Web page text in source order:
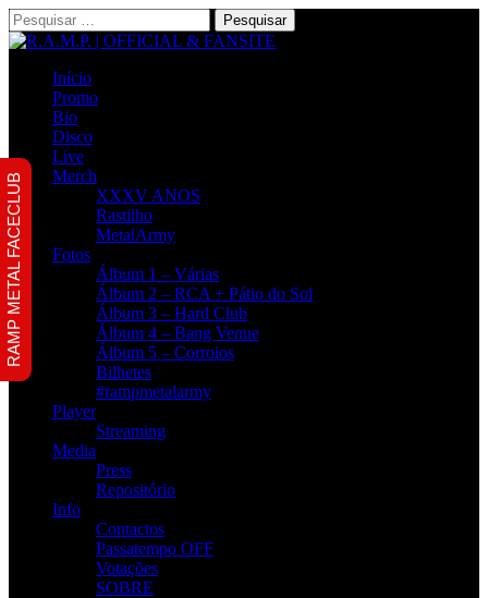
Pesquisar
por:
Início
Promo
Bio
Disco
Live
Merch
XXXV ANOS
Rastilho
MetalArmy
Fotos
Álbum 1 – Várias
Álbum 2 – RCA + Pátio do Sol
Álbum 3 – Hard Club
Álbum 4 – Bang Venue
Álbum 5 – Corroios
Bilhetes
#rampmetalarmy
Player
Streaming
Media
Press
Repositório
Info
Contactos
Passatempo OFF
Votações
SOBRE
RAMP METAL FACECLUB